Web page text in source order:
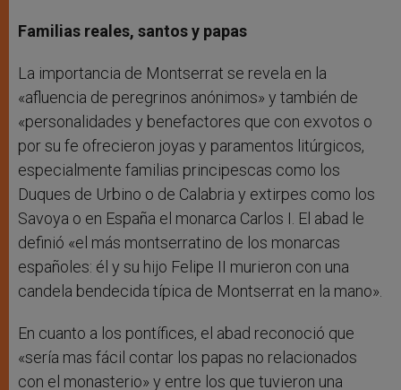
Familias reales, santos y papas
La importancia de Montserrat se revela en la
«afluencia de peregrinos anónimos» y también de
«personalidades y benefactores que con exvotos o
por su fe ofrecieron joyas y paramentos litúrgicos,
especialmente familias principescas como los
Duques de Urbino o de Calabria y extirpes como los
Savoya o en España el monarca Carlos I. El abad le
definió «el más montserratino de los monarcas
españoles: él y su hijo Felipe II murieron con una
candela bendecida típica de Montserrat en la mano».
En cuanto a los pontífices, el abad reconoció que
«sería mas fácil contar los papas no relacionados
con el monasterio» y entre los que tuvieron una